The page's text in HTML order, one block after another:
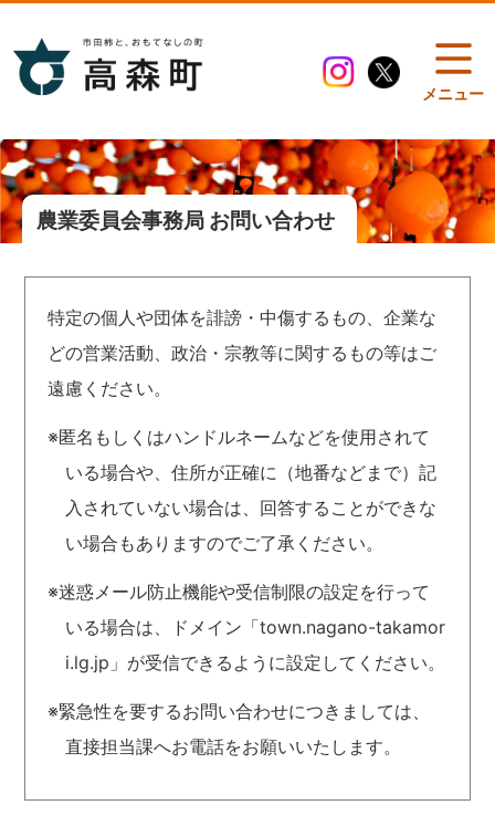
メニュー
農業委員会事務局 お問い合わせ
特定の個人や団体を誹謗・中傷するもの、企業な
どの営業活動、政治・宗教等に関するもの等はご
遠慮ください。
※匿名もしくはハンドルネームなどを使用されて
いる場合や、住所が正確に（地番などまで）記
入されていない場合は、回答することができな
い場合もありますのでご了承ください。
※迷惑メール防止機能や受信制限の設定を行って
いる場合は、ドメイン「town.nagano-takamor
i.lg.jp」が受信できるように設定してください。
※緊急性を要するお問い合わせにつきましては、
直接担当課へお電話をお願いいたします。